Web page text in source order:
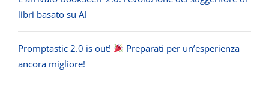
libri basato su AI
Promptastic 2.0 is out!
Preparati per un’esperienza
ancora migliore!